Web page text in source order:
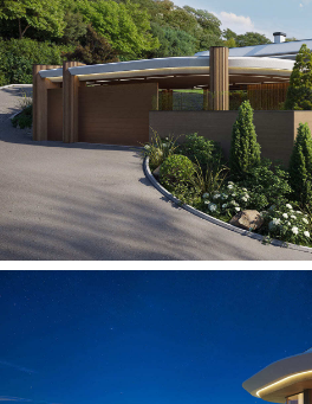
Получение рекламных
и информационных рассылок